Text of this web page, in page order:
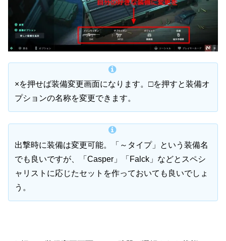
×を押せば装備変更画面になります。□を押すと装備オ
プションの名称を変更できます。
出撃時に装備は変更可能。「～タイプ」という装備名
でも良いですが、「Casper」「Falck」などとスペシ
ャリストに応じたセットを作っておいても良いでしょ
う。